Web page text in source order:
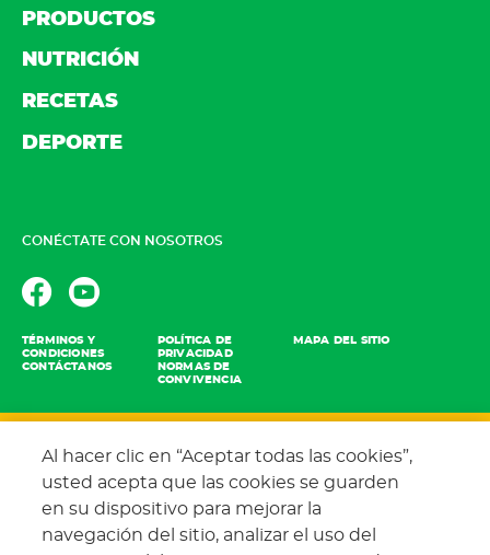
PRODUCTOS
NUTRICIÓN
RECETAS
DEPORTE
CONÉCTATE CON NOSOTROS
TÉRMINOS Y
CONDICIONES
POLÍTICA DE
PRIVACIDAD
MAPA DEL SITIO
CONTÁCTANOS
NORMAS DE
CONVIVENCIA
Copyright 2021 © Nestlé. All rights reserved
Al hacer clic en “Aceptar todas las cookies”,
usted acepta que las cookies se guarden
en su dispositivo para mejorar la
navegación del sitio, analizar el uso del